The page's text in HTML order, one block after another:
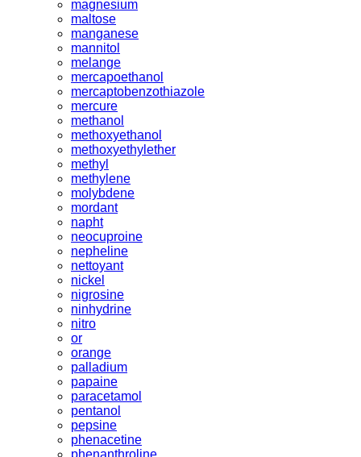
magnesium
maltose
manganese
mannitol
melange
mercapoethanol
mercaptobenzothiazole
mercure
methanol
methoxyethanol
methoxyethylether
methyl
methylene
molybdene
mordant
napht
neocuproine
nepheline
nettoyant
nickel
nigrosine
ninhydrine
nitro
or
orange
palladium
papaine
paracetamol
pentanol
pepsine
phenacetine
phenanthroline